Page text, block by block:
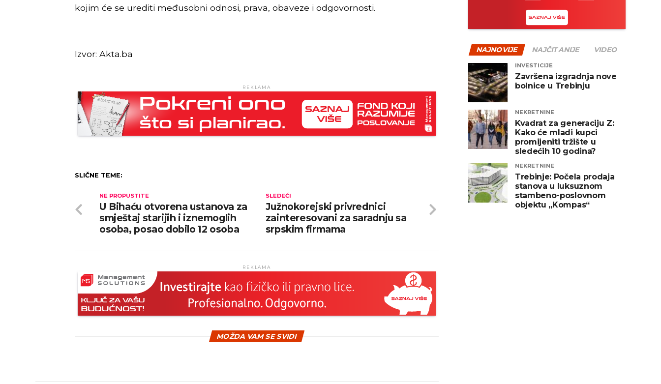
kojim će se urediti međusobni odnosi, prava, obaveze i odgovornosti.
Izvor: Akta.ba
REKLAMA
SLIČNE TEME:
SLEDEĆI
Južnokorejski privrednici
zainteresovani za saradnju sa
srpskim firmama
NE PROPUSTITE
U Bihaću otvorena ustanova za
smještaj starijih i iznemoglih
osoba, posao dobilo 12 osoba
REKLAMA
MOŽDA VAM SE SVIDI
NAJNOVIJE NAJČITANIJE VIDEO
INVESTICIJE
Završena izgradnja nove
bolnice u Trebinju
NEKRETNINE
Kvadrat za generaciju Z:
Kako će mladi kupci
promijeniti tržište u
sledećih 10 godina?
NEKRETNINE
Trebinje: Počela prodaja
stanova u luksuznom
stambeno-poslovnom
objektu „Kompas“